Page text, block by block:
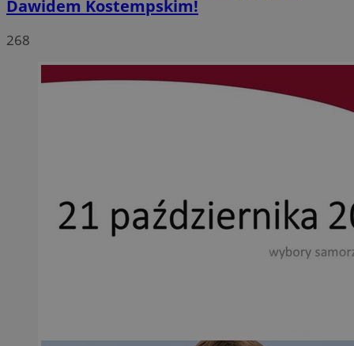
Dawidem Kostempskim!
268